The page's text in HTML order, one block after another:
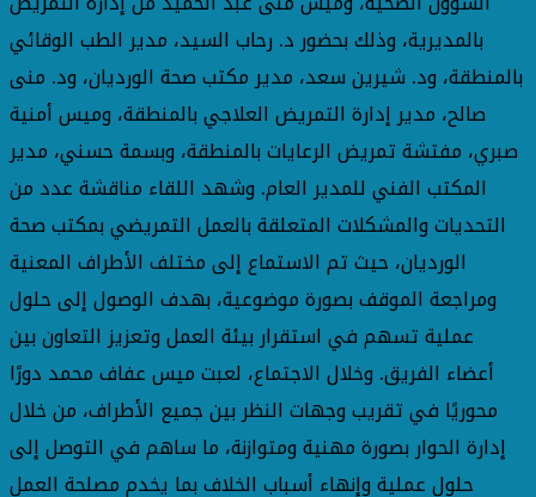
بالمديرية، وذلك بحضور د. رحاب السيد، مدير الطب الوقائي
بالمنطقة، ود. شيرين سعد، مدير مكتب صحة الورديان، ود. منى
صالح، مدير إدارة التمريض العلاجي بالمنطقة، وميس أمنية
صبري، مفتشة تمريض الرعايات بالمنطقة، وبسمة حسني، مدير
المكتب الفني للمدير العام. وشهد اللقاء مناقشة عدد من
التحديات والمشكلات المتعلقة بالعمل التمريضي بمكتب صحة
الورديان، حيث تم الاستماع إلى مختلف الأطراف المعنية
ومراجعة الموقف بصورة موضوعية، بهدف الوصول إلى حلول
عملية تسهم في استقرار بيئة العمل وتعزيز التعاون بين
أعضاء الفريق. وخلال الاجتماع، لعبت ميس عفاف محمد دورًا
محوريًا في تقريب وجهات النظر بين جميع الأطراف، من خلال
إدارة الحوار بصورة مهنية ومتوازنة، ما ساهم في التوصل إلى
حلول عملية وإنهاء أسباب الخلاف بما يخدم مصلحة العمل